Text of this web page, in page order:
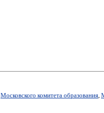
Московского комитета образования,